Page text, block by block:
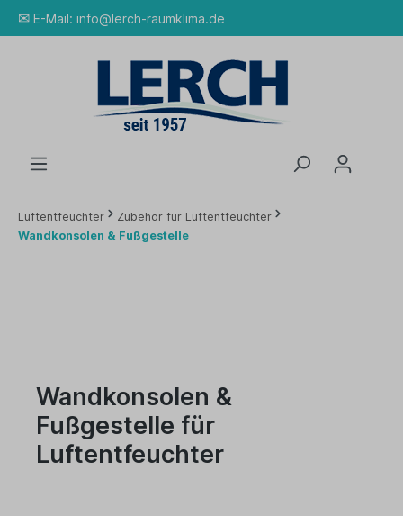
✉ E-Mail: info@lerch-raumklima.de
Luftentfeuchter
Zubehör für Luftentfeuchter
Wandkonsolen & Fußgestelle
Wandkonsolen &
Fußgestelle für
Luftentfeuchter